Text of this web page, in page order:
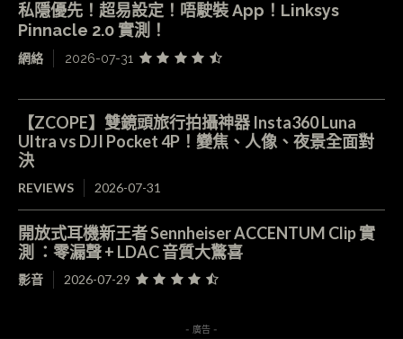
私隱優先！超易設定！唔駛裝 App！Linksys
Pinnacle 2.0 實測！
網絡 2026-07-31
【ZCOPE】雙鏡頭旅行拍攝神器 Insta360 Luna
Ultra vs DJI Pocket 4P！變焦、人像、夜景全面對
決
REVIEWS 2026-07-31
開放式耳機新王者 Sennheiser ACCENTUM Clip 實
測 ：零漏聲 + LDAC 音質大驚喜
影音 2026-07-29
- 廣告 -